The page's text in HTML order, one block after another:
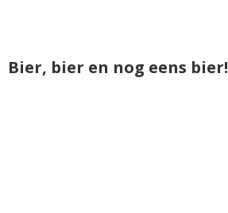
Bier, bier en nog eens bier!